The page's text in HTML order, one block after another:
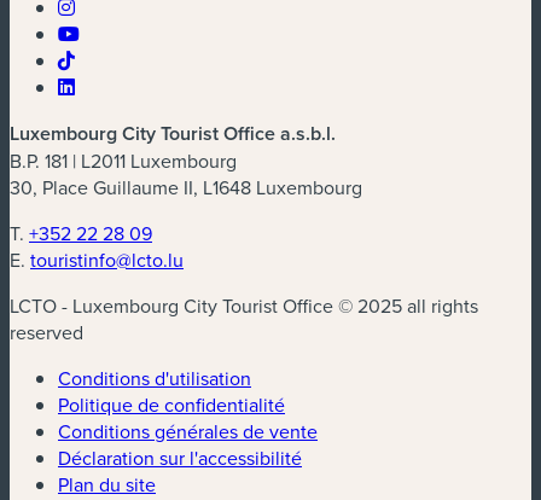
Luxembourg City Tourist Office a.s.b.l.
B.P. 181 | L2011 Luxembourg
30, Place Guillaume II, L1648 Luxembourg
T. +352 22 28 09
E. touristinfo@lcto.lu
LCTO - Luxembourg City Tourist Office © 2025 all rights
reserved
Conditions d'utilisation
Politique de confidentialité
Conditions générales de vente
Déclaration sur l'accessibilité
Plan du site